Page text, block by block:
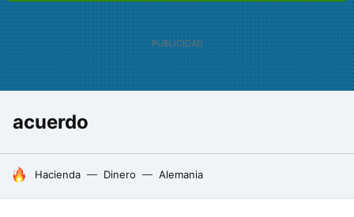
acuerdo
HOY SE HABLA DE
Hacienda Dinero Alemania